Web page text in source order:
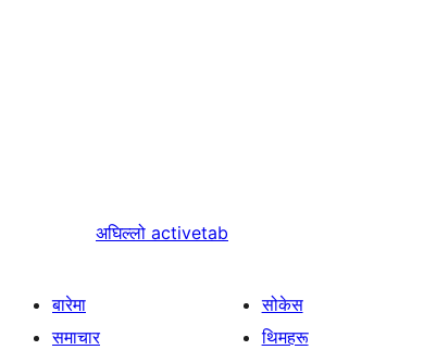
अघिल्लो activetab
बारेमा
समाचार
सोकेस
थिमहरू